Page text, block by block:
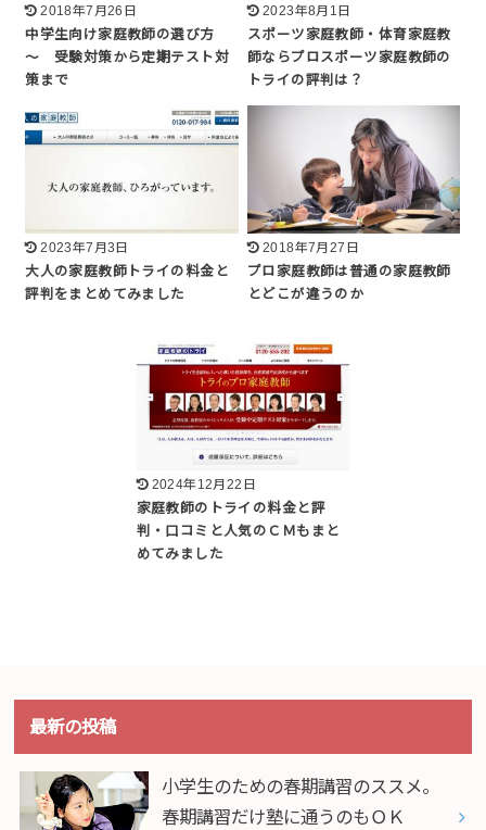
2018年7月26日
中学生向け家庭教師の選び方
～ 受験対策から定期テスト対
策まで
2023年8月1日
スポーツ家庭教師・体育家庭教
師ならプロスポーツ家庭教師の
トライの評判は？
2023年7月3日
大人の家庭教師トライの料金と
評判をまとめてみました
2018年7月27日
プロ家庭教師は普通の家庭教師
とどこが違うのか
2024年12月22日
家庭教師のトライの料金と評
判・口コミと人気のＣＭもまと
めてみました
最新の投稿
小学生のための春期講習のススメ。
春期講習だけ塾に通うのもＯＫ